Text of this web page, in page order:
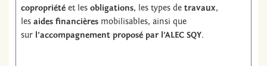
copropriétéet lesobligations, les types detravaux,
les aides financièresmobilisables, ainsi que
sur l’accompagnement proposé par l’ALEC SQY.